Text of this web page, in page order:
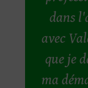
dans
avec
que je
ma